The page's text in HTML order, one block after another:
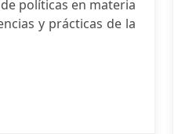
políticas en materia
y prácticas de la